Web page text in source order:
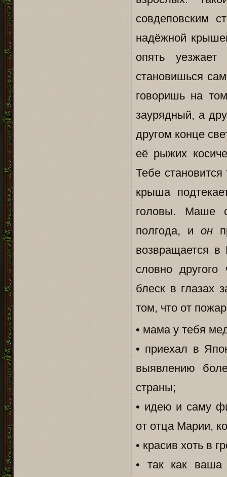
совдеповским
надёжной
опять
становишься
говоришь на
заурядный, а
другом конце
её рыжих
Тебе
крыша
головы. Маше
полгода, и он
возвращается
словно
блеск в глазах
том, что от
• мама у тебя
• приехал в
выявлению
страны;
• идею и саму
от отца Марии,
• красив хоть в
• так как ваша